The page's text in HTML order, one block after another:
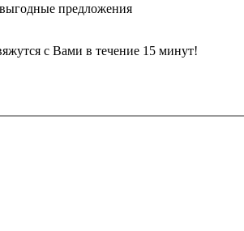
предложения
с Вами в течение 15 минут!